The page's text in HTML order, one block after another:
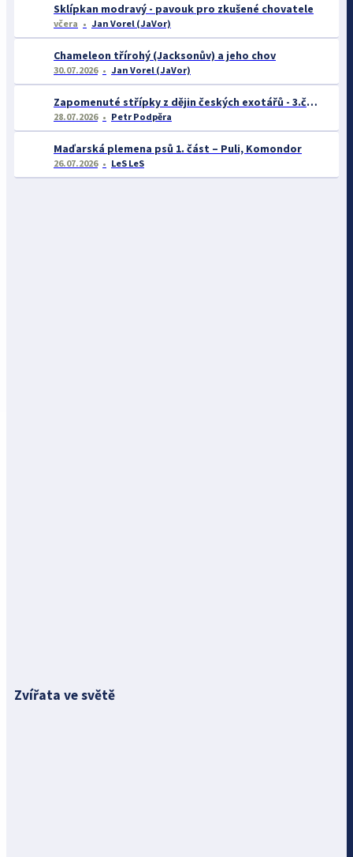
Sklípkan modravý - pavouk pro zkušené chovatele
včera Jan Vorel (JaVor)
Chameleon třírohý (Jacksonův) a jeho chov
30.07.2026 Jan Vorel (JaVor)
Zapomenuté střípky z dějin českých exotářů - 3.část
28.07.2026 Petr Podpěra
Maďarská plemena psů 1. část – Puli, Komondor
26.07.2026 LeS LeS
Zvířata ve světě